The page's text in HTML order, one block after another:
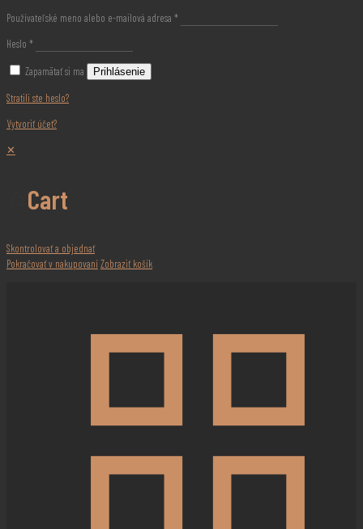
Používateľské meno alebo e-mailová adresa *
Heslo *
Zapamätať si ma Prihlásenie
Stratili ste heslo?
Vytvoriť účet?
✕
Cart
Skontrolovať a objednať
Pokračovať v nakupovaníZobraziť košík